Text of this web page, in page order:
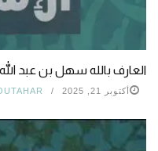
العارف بالله سهل بن عبد
أكتوبر 21, 2025